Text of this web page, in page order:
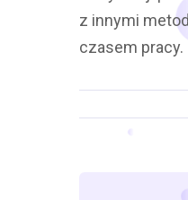
z innymi
czasem pracy.